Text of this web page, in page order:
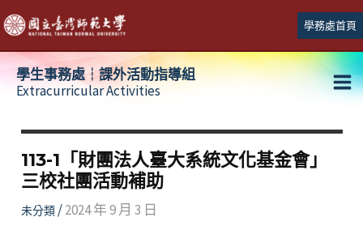
跳
至
主
學務處首頁
學生事務處┆課外活動指導組
Extracurricular Activities
113-1「財團法人臺大系統文化基金會」
三校社團活動補助
未分類/2024 年 9 月 3 日